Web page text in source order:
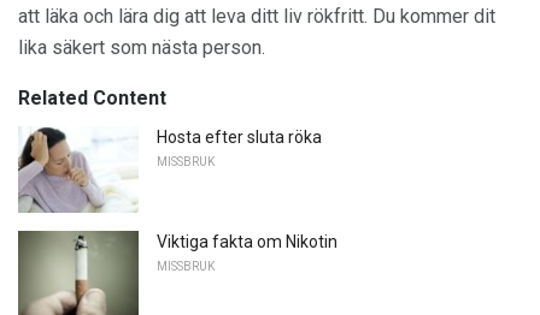
att läka och lära dig att leva ditt liv rökfritt. Du kommer dit
lika säkert som nästa person.
Related Content
Hosta efter sluta röka
MISSBRUK
Viktiga fakta om Nikotin
MISSBRUK